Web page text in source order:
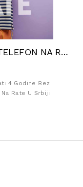
ZAŠTO DA KUPITE MOBILNI TELEFON NA RATE
4 Godine Bez
Rate U Srbiji